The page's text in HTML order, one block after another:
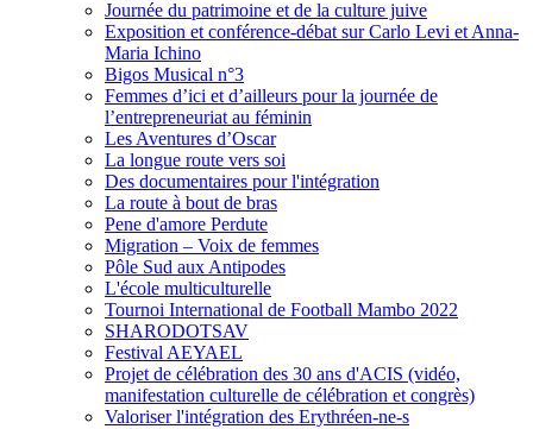
Journée du patrimoine et de la culture juive
Exposition et conférence-débat sur Carlo Levi et Anna-
Maria Ichino
Bigos Musical n°3
Femmes d’ici et d’ailleurs pour la journée de
l’entrepreneuriat au féminin
Les Aventures d’Oscar
La longue route vers soi
Des documentaires pour l'intégration
La route à bout de bras
Pene d'amore Perdute
Migration – Voix de femmes
Pôle Sud aux Antipodes
L'école multiculturelle
Tournoi International de Football Mambo 2022
SHARODOTSAV
Festival AEYAEL
Projet de célébration des 30 ans d'ACIS (vidéo,
manifestation culturelle de célébration et congrès)
Valoriser l'intégration des Erythréen-ne-s